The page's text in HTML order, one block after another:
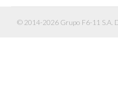
© 2014-2026 Grupo F6-11 S.A.